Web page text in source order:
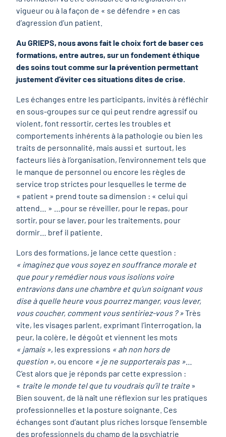
vigueur ou à la façon de « se défendre » en cas
d’agression d’un patient.
Au GRIEPS, nous avons fait le choix fort de baser ces
formations, entre autres, sur un fondement éthique
des soins tout comme sur la prévention permettant
justement d’éviter ces situations dites de crise.
Les échanges entre les participants, invités à réfléchir
en sous-groupes sur ce qui peut rendre agressif ou
violent, font ressortir, certes les troubles et
comportements inhérents à la pathologie ou bien les
traits de personnalité, mais aussi et surtout, les
facteurs liés à l’organisation, l’environnement tels que
le manque de personnel ou encore les règles de
service trop strictes pour lesquelles le terme de
« patient » prend toute sa dimension : « celui qui
attend… » …pour se réveiller, pour le repas, pour
sortir, pour se laver, pour les traitements, pour
dormir… bref il patiente.
Lors des formations, je lance cette question :
« imaginez que vous soyez en souffrance morale et
que pour y remédier nous vous isolions voire
entravions dans une chambre et qu’un soignant vous
dise à quelle heure vous pourrez manger, vous lever,
vous coucher, comment vous sentiriez-vous ? »Très
vite, les visages parlent, exprimant l’interrogation, la
peur, la colère, le dégoût et viennent les mots
« jamais », les expressions « ah non hors de
question », ou encore « je ne supporterais pas »
C’est alors que je réponds par cette expression :
« traite le monde tel que tu voudrais qu’il te traite »
Bien souvent, de là naît une réflexion sur les pratiques
professionnelles et la posture soignante. Ces
échanges sont d’autant plus riches lorsque l’ensemble
des professionnels du champ de la psychiatrie